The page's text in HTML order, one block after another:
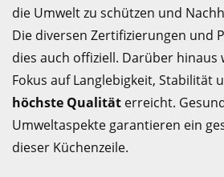
die Umwelt zu schützen und
Die diversen Zertifizierungen und
dies auch offiziell. Darüber hinaus
Fokus auf Langlebigkeit, Stabilität
höchste Qualität erreicht.
Umweltaspekte garantieren ein
dieser Küchenzeile.